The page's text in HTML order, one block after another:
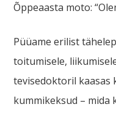
Õppeaasta moto:
Püüame erilist
toitumisele,
tevisedoktoril kaasas
kummikeksud – mida